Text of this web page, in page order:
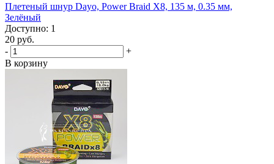
Плетеный шнур Dayo, Power Braid X8, 135 м, 0.35 мм,
Зелёный
Доступно: 1
20 руб.
-
+
В корзину